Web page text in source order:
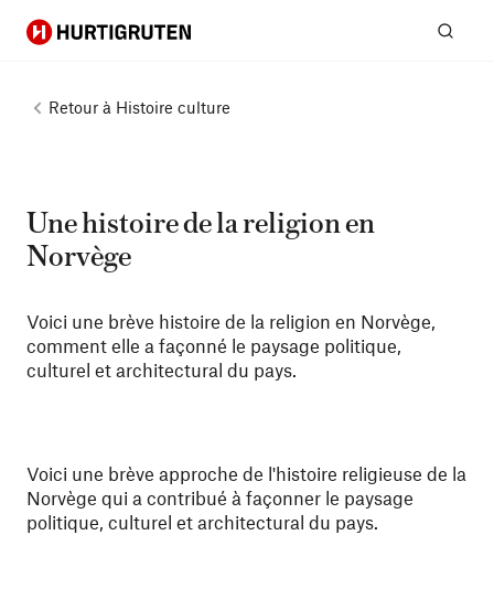
Hurtigruten
Retour à Histoire culture
Une histoire de la religion en
Norvège
Voici une brève histoire de la religion en Norvège,
comment elle a façonné le paysage politique,
culturel et architectural du pays.
Voici une brève approche de l'histoire religieuse de la
Norvège qui a contribué à façonner le paysage
politique, culturel et architectural du pays.